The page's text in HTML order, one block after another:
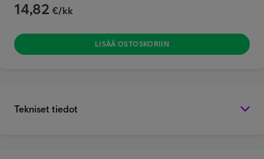
14,82 €/kk
LISÄÄ OSTOSKORIIN
Tekniset tiedot